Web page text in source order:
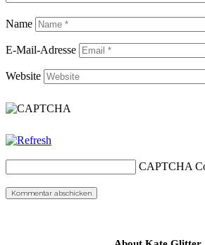
Name
E-Mail-Adresse
Website
CAPTCHA